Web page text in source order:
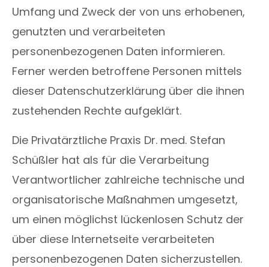
Umfang und Zweck der von uns erhobenen,
genutzten und verarbeiteten
personenbezogenen Daten informieren.
Ferner werden betroffene Personen mittels
dieser Datenschutzerklärung über die ihnen
zustehenden Rechte aufgeklärt.
Die Privatärztliche Praxis Dr. med. Stefan
Schüßler hat als für die Verarbeitung
Verantwortlicher zahlreiche technische und
organisatorische Maßnahmen umgesetzt,
um einen möglichst lückenlosen Schutz der
über diese Internetseite verarbeiteten
personenbezogenen Daten sicherzustellen.